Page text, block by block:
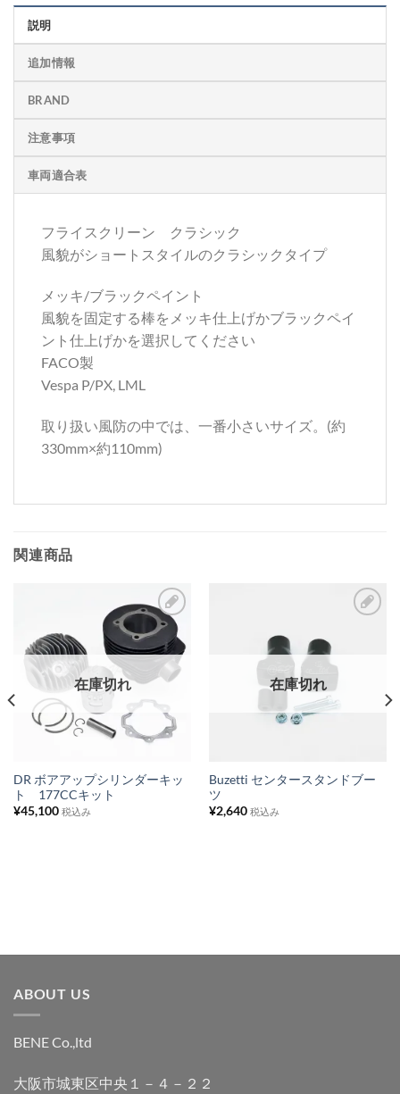
説明
追加情報
BRAND
注意事項
車両適合表
フライスクリーン クラシック
風貌がショートスタイルのクラシックタイプ
メッキ/ブラックペイント
風貌を固定する棒をメッキ仕上げかブラックペイ
ント仕上げかを選択してください
FACO製
Vespa P/PX, LML
取り扱い風防の中では、一番小さいサイズ。(約
330mm×約110mm)
関連商品
お
気
に
入
在庫切れ
DR ボアアップシリンダーキッ
ト 177CCキット
¥45,100 税込み
ス
在庫切れ
Buzetti センタースタンドブー
ツ
¥2,640 税込み
ABOUT US
BENE Co.,ltd
大阪市城東区中央１－４－２２